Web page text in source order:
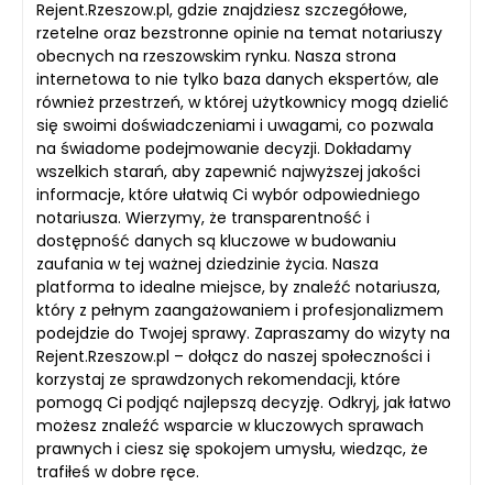
Rejent.Rzeszow.pl, gdzie znajdziesz szczegółowe,
rzetelne oraz bezstronne opinie na temat notariuszy
obecnych na rzeszowskim rynku. Nasza strona
internetowa to nie tylko baza danych ekspertów, ale
również przestrzeń, w której użytkownicy mogą dzielić
się swoimi doświadczeniami i uwagami, co pozwala
na świadome podejmowanie decyzji. Dokładamy
wszelkich starań, aby zapewnić najwyższej jakości
informacje, które ułatwią Ci wybór odpowiedniego
notariusza. Wierzymy, że transparentność i
dostępność danych są kluczowe w budowaniu
zaufania w tej ważnej dziedzinie życia. Nasza
platforma to idealne miejsce, by znaleźć notariusza,
który z pełnym zaangażowaniem i profesjonalizmem
podejdzie do Twojej sprawy. Zapraszamy do wizyty na
Rejent.Rzeszow.pl – dołącz do naszej społeczności i
korzystaj ze sprawdzonych rekomendacji, które
pomogą Ci podjąć najlepszą decyzję. Odkryj, jak łatwo
możesz znaleźć wsparcie w kluczowych sprawach
prawnych i ciesz się spokojem umysłu, wiedząc, że
trafiłeś w dobre ręce.